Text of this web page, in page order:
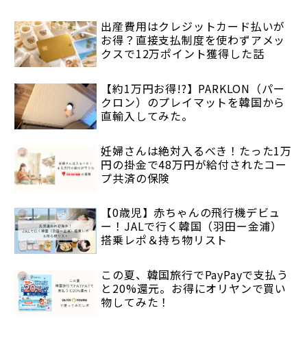
出産費用はクレジットカード払いが
お得？直接支払制度を使わずアメッ
クスで12万ポイント獲得した話
【約1万円お得!?】PARKLON（パー
クロン）のプレイマットを韓国から
直輸入してみた。
妊婦さんは絶対入るべき！たった1万
円の掛金で48万円が給付されたコー
プ共済の保険
【0歳児】赤ちゃんの飛行機デビュ
ー！JALで行く韓国（羽田ー金浦）
搭乗レポ＆持ち物リスト
この夏、韓国旅行でPayPayで支払う
と20%還元。お得にオリヤンで買い
物してみた！